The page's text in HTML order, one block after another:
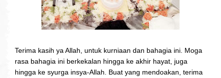
Terima kasih ya Allah, untuk kurniaan dan bahagia ini. Moga
rasa bahagia ini berkekalan hingga ke akhir hayat, juga
hingga ke syurga insya-Allah. Buat yang mendoakan, terima